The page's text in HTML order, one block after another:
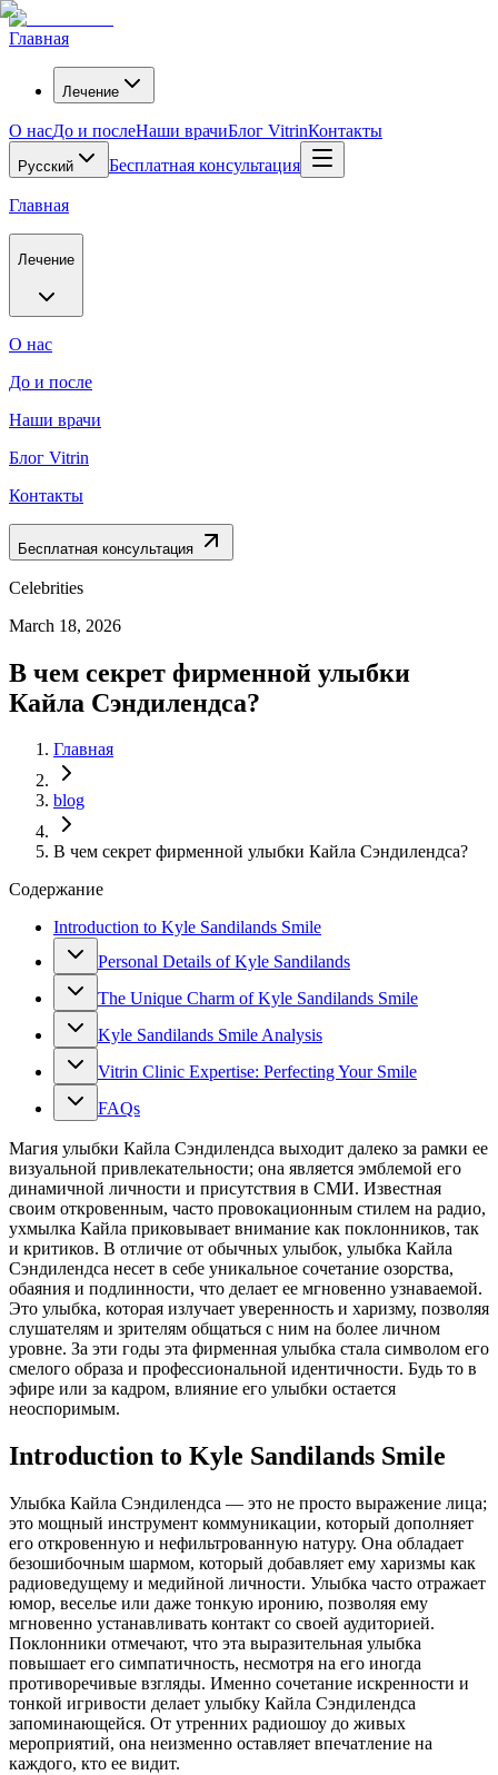
Главная
Лечение
О насДо и послеНаши врачиБлог VitrinКонтакты
Русский Бесплатная консультация
Главная
Лечение
О нас
До и после
Наши врачи
Блог Vitrin
Контакты
Бесплатная консультация
Celebrities
March 18, 2026
В чем секрет фирменной улыбки
Кайла Сэндилендса?
Главная
blog
В чем секрет фирменной улыбки Кайла Сэндилендса?
Содержание
Introduction to Kyle Sandilands Smile
Personal Details of Kyle Sandilands
The Unique Charm of Kyle Sandilands Smile
Kyle Sandilands Smile Analysis
Vitrin Clinic Expertise: Perfecting Your Smile
FAQs
Магия улыбки Кайла Сэндилендса выходит далеко за рамки ее
визуальной привлекательности; она является эмблемой его
динамичной личности и присутствия в СМИ. Известная
своим откровенным, часто провокационным стилем на радио,
ухмылка Кайла приковывает внимание как поклонников, так
и критиков. В отличие от обычных улыбок, улыбка Кайла
Сэндилендса несет в себе уникальное сочетание озорства,
обаяния и подлинности, что делает ее мгновенно узнаваемой.
Это улыбка, которая излучает уверенность и харизму, позволяя
слушателям и зрителям общаться с ним на более личном
уровне. За эти годы эта фирменная улыбка стала символом его
смелого образа и профессиональной идентичности. Будь то в
эфире или за кадром, влияние его улыбки остается
неоспоримым.
Introduction to Kyle Sandilands Smile
Улыбка Кайла Сэндилендса — это не просто выражение лица;
это мощный инструмент коммуникации, который дополняет
его откровенную и нефильтрованную натуру. Она обладает
безошибочным шармом, который добавляет ему харизмы как
радиоведущему и медийной личности. Улыбка часто отражает
юмор, веселье или даже тонкую иронию, позволяя ему
мгновенно устанавливать контакт со своей аудиторией.
Поклонники отмечают, что эта выразительная улыбка
повышает его симпатичность, несмотря на его иногда
противоречивые взгляды. Именно сочетание искренности и
тонкой игривости делает улыбку Кайла Сэндилендса
запоминающейся. От утренних радиошоу до живых
мероприятий, она неизменно оставляет впечатление на
каждого, кто ее видит.